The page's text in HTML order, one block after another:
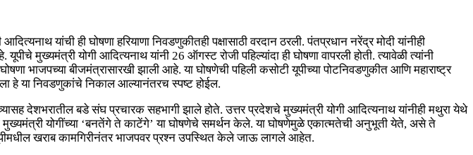
यांची ही घोषणा हरियाणा निवडणुकीतही पक्षासाठी वरदान ठरली. पंतप्रधान नरेंद्र मोदी यांनीही
मुख्यमंत्री योगी आदित्यनाथ यांनी 26 ऑगस्ट रोजी पहिल्यांदा ही घोषणा वापरली होती. त्यावेळी त्यांनी
भाजपच्या बीजमंत्रासारखी झाली आहे. या घोषणेची पहिली कसोटी यूपीच्या पोटनिवडणुकीत आणि महाराष्ट्र
हे या निवडणुकांचे निकाल आल्यानंतरच स्पष्ट होईल.
देशभरातील बडे संघ प्रचारक सहभागी झाले होते. उत्तर प्रदेशचे मुख्यमंत्री योगी आदित्यनाथ यांनीही मथुरा येथे
योगींच्या ‘बनतेंगे ते काटेंगे’ या घोषणेचे समर्थन केले. या घोषणेमुळे एकात्मतेची अनुभूती येते, असे ते
खराब कामगिरीनंतर भाजपवर प्रश्न उपस्थित केले जाऊ लागले आहेत.